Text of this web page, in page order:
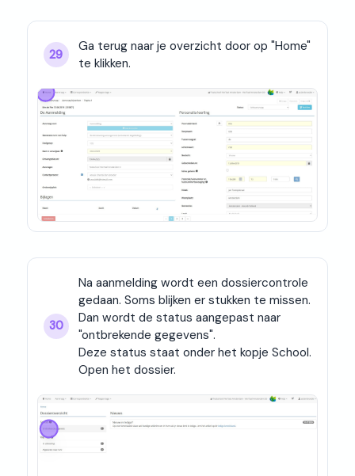
29
Ga terug naar je overzicht door op "Home"
te klikken.
30
Na aanmelding wordt een dossiercontrole
gedaan. Soms blijken er stukken te missen.
Dan wordt de status aangepast naar
"ontbrekende gegevens".
Deze status staat onder het kopje School.
Open het dossier.